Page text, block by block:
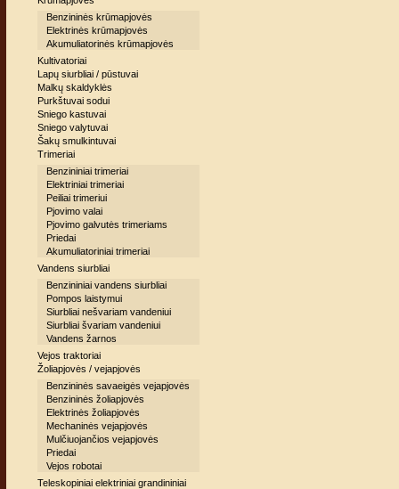
Benzininės krūmapjovės
Elektrinės krūmapjovės
Akumuliatorinės krūmapjovės
Kultivatoriai
Lapų siurbliai / pūstuvai
Malkų skaldyklės
Purkštuvai sodui
Sniego kastuvai
Sniego valytuvai
Šakų smulkintuvai
Trimeriai
Benzininiai trimeriai
Elektriniai trimeriai
Peiliai trimeriui
Pjovimo valai
Pjovimo galvutės trimeriams
Priedai
Akumuliatoriniai trimeriai
Vandens siurbliai
Benzininiai vandens siurbliai
Pompos laistymui
Siurbliai nešvariam vandeniui
Siurbliai švariam vandeniui
Vandens žarnos
Vejos traktoriai
Žoliapjovės / vejapjovės
Benzininės savaeigės vejapjovės
Benzininės žoliapjovės
Elektrinės žoliapjovės
Mechaninės vejapjovės
Mulčiuojančios vejapjovės
Priedai
Vejos robotai
Teleskopiniai elektriniai grandininiai